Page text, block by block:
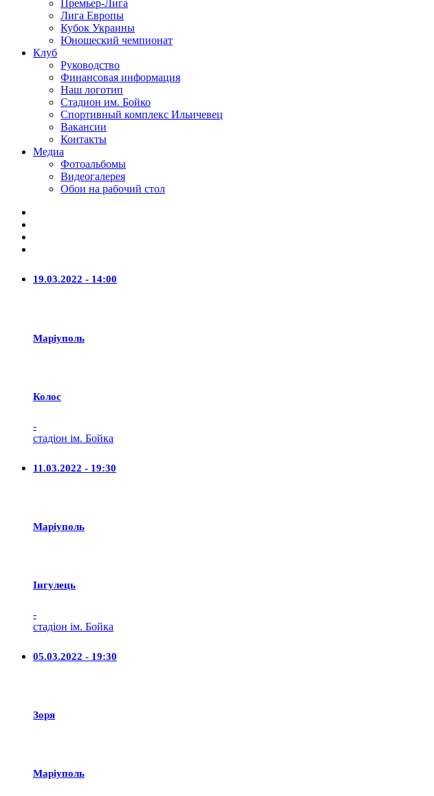
Премьер-Лига
Лига Европы
Кубок Украины
Юношеский чемпионат
Клуб
Руководство
Финансовая информация
Наш логотип
Стадион им. Бойко
Спортивный комплекс Ильичевец
Вакансии
Контакты
Медиа
Фотоальбомы
Видеогалерея
Обои на рабочий стол
19.03.2022 - 14:00
Маріуполь
Колос
-
стадіон ім. Бойка
11.03.2022 - 19:30
Маріуполь
Iнгулець
-
стадіон ім. Бойка
05.03.2022 - 19:30
Зоря
Маріуполь